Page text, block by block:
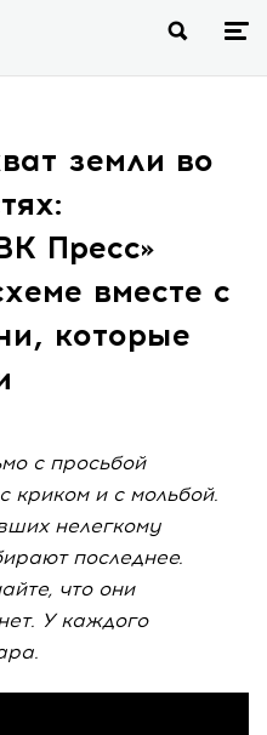
земли во
Пресс»
вместе с
которые
с просьбой
криком и с мольбой.
нелегкому
последнее.
что они
У каждого